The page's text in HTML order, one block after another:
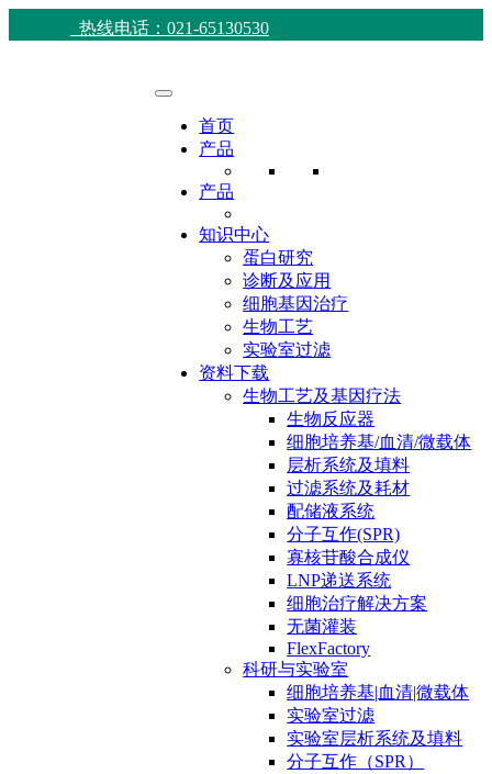
热线电话：021-65130530
首页
产品
产品
知识中心
蛋白研究
诊断及应用
细胞基因治疗
生物工艺
实验室过滤
资料下载
生物工艺及基因疗法
生物反应器
细胞培养基/血清/微载体
层析系统及填料
过滤系统及耗材
配储液系统
分子互作(SPR)
寡核苷酸合成仪
LNP递送系统
细胞治疗解决方案
无菌灌装
FlexFactory
科研与实验室
细胞培养基|血清|微载体
实验室过滤
实验室层析系统及填料
分子互作（SPR）